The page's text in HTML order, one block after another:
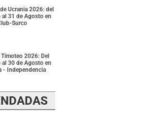
Ucrania 2026: del
31 de Agosto en
Surco
Timoteo 2026: Del
30 de Agosto en
- Independencia